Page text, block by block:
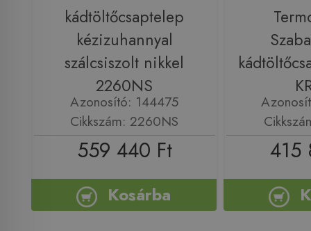
kádtöltőcsaptelep
kézizuhannyal
szálcsiszolt nikkel
2260NS
Azonosító: 144475
Cikkszám: 2260NS
559 440 Ft
Kosárba
415